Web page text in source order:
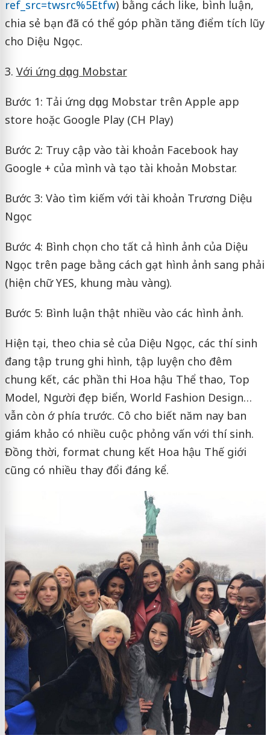
ref_src=twsrc%5Etfw) bằng cách like, bình luận,
chia sẻ bạn đã có thể góp phần tăng điểm tích lũy
cho Diệu Ngọc.
3. Với ứng dụng Mobstar
Bước 1: Tải ứng dụng Mobstar trên Apple app
store hoặc Google Play (CH Play)
Bước 2: Truy cập vào tài khoản Facebook hay
Google + của mình và tạo tài khoản Mobstar.
Bước 3: Vào tìm kiếm với tài khoản Trương Diệu
Ngọc
Bước 4: Bình chọn cho tất cả hình ảnh của Diệu
Ngọc trên page bằng cách gạt hình ảnh sang phải
(hiện chữ YES, khung màu vàng).
Bước 5: Bình luận thật nhiều vào các hình ảnh.
Hiện tại, theo chia sẻ của Diệu Ngọc, các thí sinh
đang tập trung ghi hình, tập luyện cho đêm
chung kết, các phần thi Hoa hậu Thể thao, Top
Model, Người đẹp biển, World Fashion Design…
vẫn còn ớ phía trước. Cô cho biết năm nay ban
giám khảo có nhiều cuộc phỏng vấn với thí sinh.
Đồng thời, format chung kết Hoa hậu Thế giới
cũng có nhiều thay đổi đáng kể.